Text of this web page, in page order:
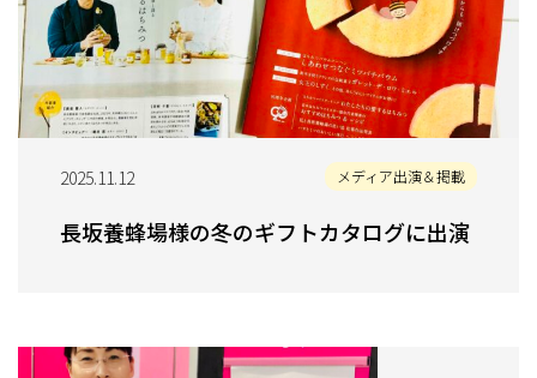
2025.11.12 メディア出演＆掲載
長坂養蜂場様の冬のギフトカタログに出演